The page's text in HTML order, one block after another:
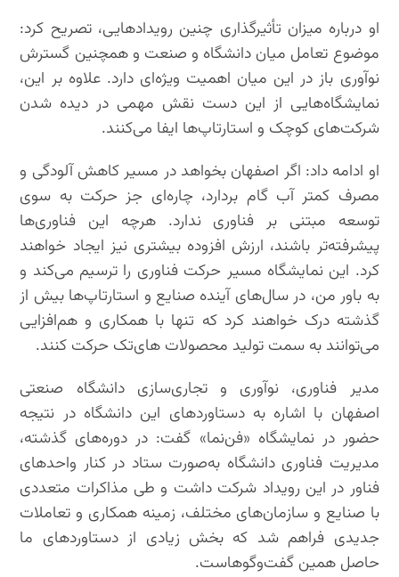
او درباره میزان تأثیرگذاری چنین رویدادهایی، تصریح کرد:
موضوع تعامل میان دانشگاه و صنعت و همچنین گسترش
نوآوری باز در این میان اهمیت ویژه‌ای دارد. علاوه بر این،
نمایشگاه‌هایی از این دست نقش مهمی در دیده شدن
شرکت‌های کوچک و استارتاپ‌ها ایفا می‌کنند.
او ادامه داد: اگر اصفهان بخواهد در مسیر کاهش آلودگی و
مصرف کمتر آب گام بردارد، چاره‌ای جز حرکت به سوی
توسعه مبتنی بر فناوری ندارد. هرچه این فناوری‌ها
پیشرفته‌تر باشند، ارزش افزوده بیشتری نیز ایجاد خواهند
کرد. این نمایشگاه مسیر حرکت فناوری را ترسیم می‌کند و
به باور من، در سال‌های آینده صنایع و استارتاپ‌ها بیش از
گذشته درک خواهند کرد که تنها با همکاری و هم‌افزایی
می‌توانند به سمت تولید محصولات های‌تک حرکت کنند.
مدیر فناوری، نوآوری و تجاری‌سازی دانشگاه صنعتی
اصفهان با اشاره به دستاوردهای این دانشگاه در نتیجه
حضور در نمایشگاه «فن‌نما» گفت: در دوره‌های گذشته،
مدیریت فناوری دانشگاه به‌صورت ستاد در کنار واحدهای
فناور در این رویداد شرکت داشت و طی مذاکرات متعددی
با صنایع و سازمان‌های مختلف، زمینه همکاری و تعاملات
جدیدی فراهم شد که بخش زیادی از دستاوردهای ما
حاصل همین گفت‌وگوهاست.